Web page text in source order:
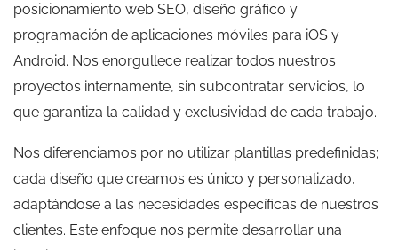
posicionamiento web SEO, diseño gráfico y
programación de aplicaciones móviles para iOS y
Android. Nos enorgullece realizar todos nuestros
proyectos internamente, sin subcontratar servicios, lo
que garantiza la calidad y exclusividad de cada trabajo.
Nos diferenciamos por no utilizar plantillas predefinidas;
cada diseño que creamos es único y personalizado,
adaptándose a las necesidades específicas de nuestros
clientes. Este enfoque nos permite desarrollar una